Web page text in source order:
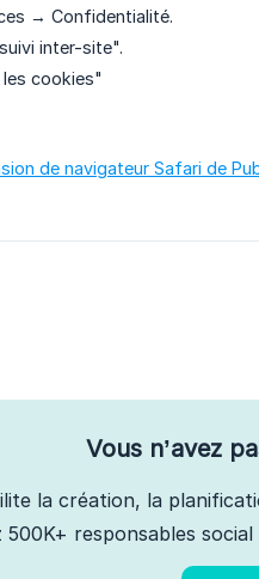
→ Confidentialité.
inter-site".
cookies"
de navigateur Safari de
Vous n’avez
la création, la
500K+ responsables